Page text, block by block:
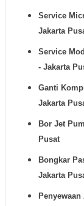
Service
Jakarta
Service
- Jakarta
Ganti
Jakarta
Bor Jet
Pusat
Bongkar
Jakarta